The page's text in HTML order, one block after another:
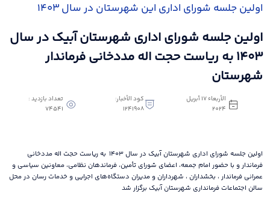
اولین جلسه شورای اداری این شهرستان در سال ۱۴۰۳
اولین جلسه شورای اداری شهرستان آبیک در سال
۱۴۰۳ به ریاست حجت اله مددخانی فرماندار
شهرستان
الأربعاء ١٧ أبريل
٢٠٢٤
كود الأخبار:
1241908
تعداد بازدید :
74541
اولین جلسه شورای اداری شهرستان آبیک در سال ۱۴۰۳ به ریاست حجت اله مددخانی
فرماندار و با حضور امام جمعه، اعضای شورای تأمین، فرماندهان نظامی، معاونین سیاسی و
عمرانی فرماندار ، بخشداران ، شهرداران و مدیران دستگاه‌های اجرایی و خدمات رسان در محل
سالن اجتماعات فرمانداری شهرستان آبیک برگزار شد